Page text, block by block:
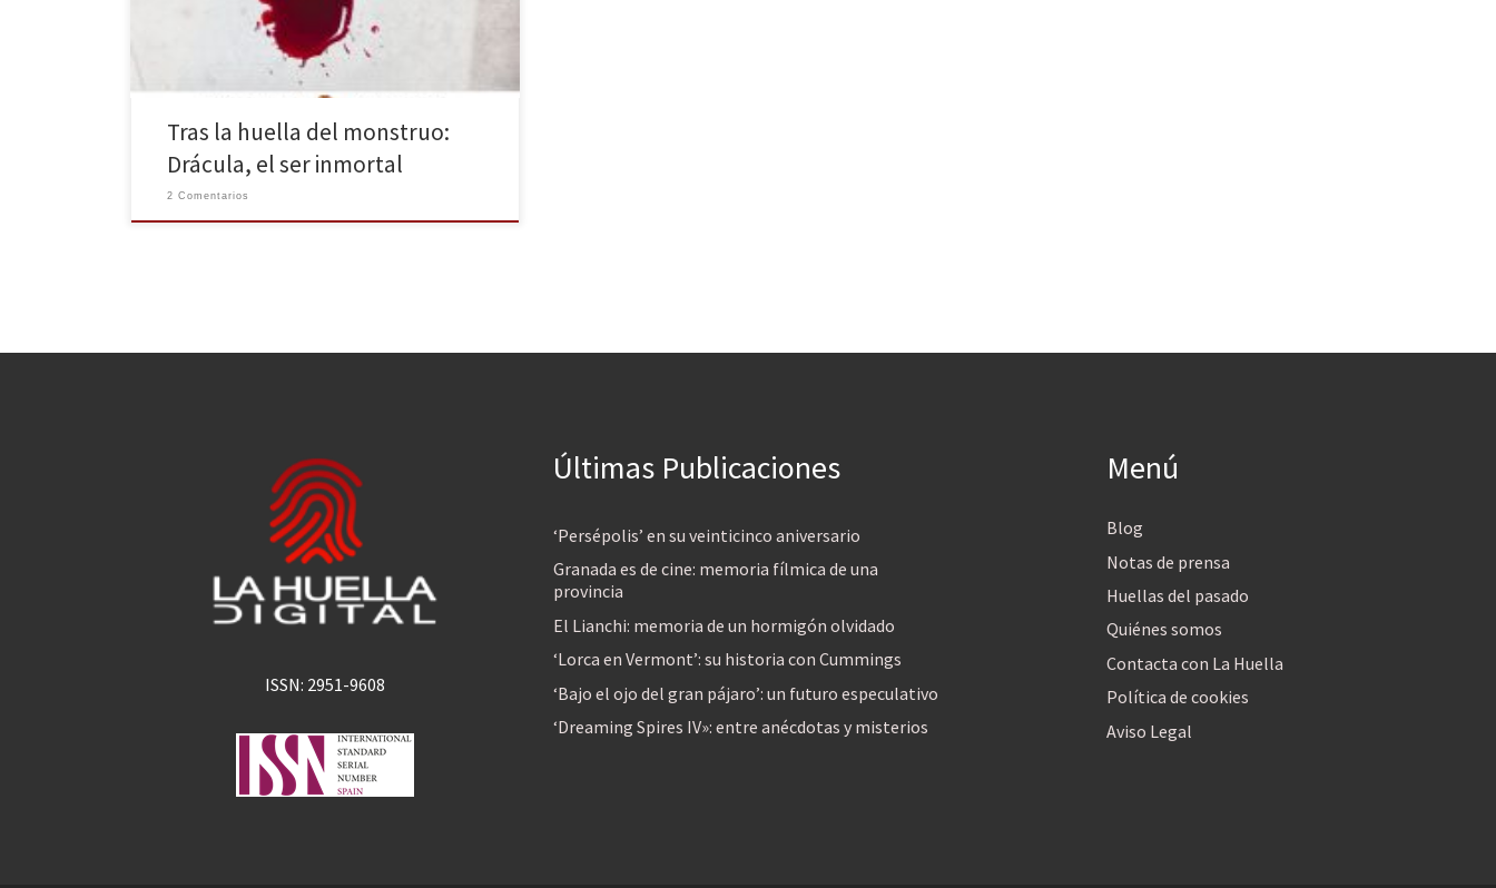
comprender el verdadero sentido de esta gran obra.
En 1897 se publicó Drácula, causando […]
Tras la huella del monstruo:
Drácula, el ser inmortal
2 Comentarios
ISSN: 2951-9608
Últimas Publicaciones
‘Persépolis’ en su veinticinco aniversario
Granada es de cine: memoria fílmica de una
provincia
El Lianchi: memoria de un hormigón olvidado
‘Lorca en Vermont’: su historia con Cummings
‘Bajo el ojo del gran pájaro’: un futuro especulativo
‘Dreaming Spires IV»: entre anécdotas y misterios
Menú
Blog
Notas de prensa
Huellas del pasado
Quiénes somos
Contacta con La Huella
Política de cookies
Aviso Legal